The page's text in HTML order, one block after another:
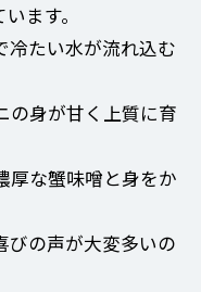
ます。
冷たい水が流れ込む
の身が甘く上質に育
厚な蟹味噌と身をか
びの声が大変多いの